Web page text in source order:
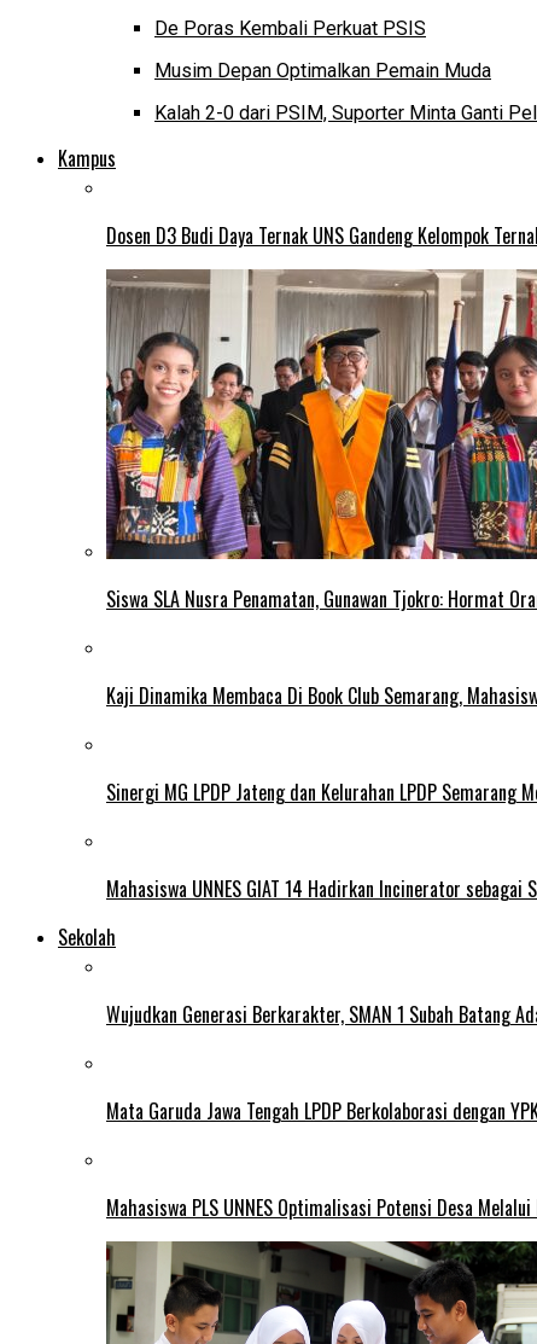
De Poras Kembali Perkuat PSIS
Musim Depan Optimalkan Pemain Muda
Kalah 2-0 dari PSIM, Suporter Minta Ganti
Kampus
Dosen D3 Budi Daya Ternak UNS Gandeng Kelompok
Siswa SLA Nusra Penamatan, Gunawan Tjokro: Hormat
Kaji Dinamika Membaca Di Book Club Semarang,
Sinergi MG LPDP Jateng dan Kelurahan LPDP Semarang
Mahasiswa UNNES GIAT 14 Hadirkan Incinerator sebagai
Sekolah
Wujudkan Generasi Berkarakter, SMAN 1 Subah Batang
Mata Garuda Jawa Tengah LPDP Berkolaborasi dengan
Mahasiswa PLS UNNES Optimalisasi Potensi Desa